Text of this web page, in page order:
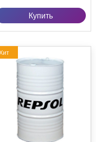
Купить